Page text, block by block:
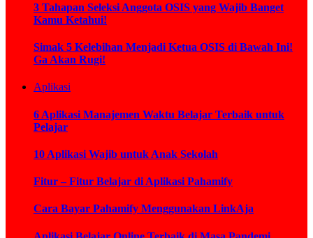
3 Tahapan Seleksi Anggota OSIS yang Wajib Banget
Kamu Ketahui!
Simak 5 Kelebihan Menjadi Ketua OSIS di Bawah Ini!
Ga Akan Rugi!
Aplikasi
6 Aplikasi Manajemen Waktu Belajar Terbaik untuk
Pelajar
10 Aplikasi Wajib untuk Anak Sekolah
Fitur – Fitur Belajar di Aplikasi Pahamify
Cara Bayar Pahamify Menggunakan LinkAja